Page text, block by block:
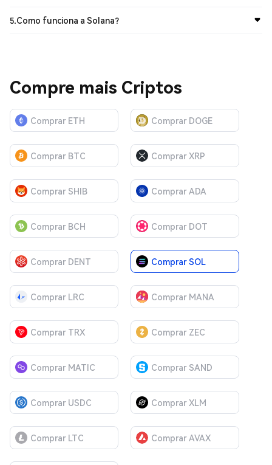
5.Como funciona a Solana? 
Compre mais Criptos
Comprar ETH Comprar DOGE
Comprar BTC Comprar XRP
Comprar SHIB Comprar ADA
Comprar BCH Comprar DOT
Comprar DENT Comprar SOL
Comprar LRC Comprar MANA
Comprar TRX Comprar ZEC
Comprar MATIC Comprar SAND
Comprar USDC Comprar XLM
Comprar LTC Comprar AVAX